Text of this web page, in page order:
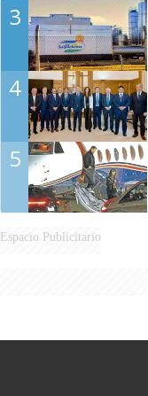
3
4
5
Espacio Publicitario